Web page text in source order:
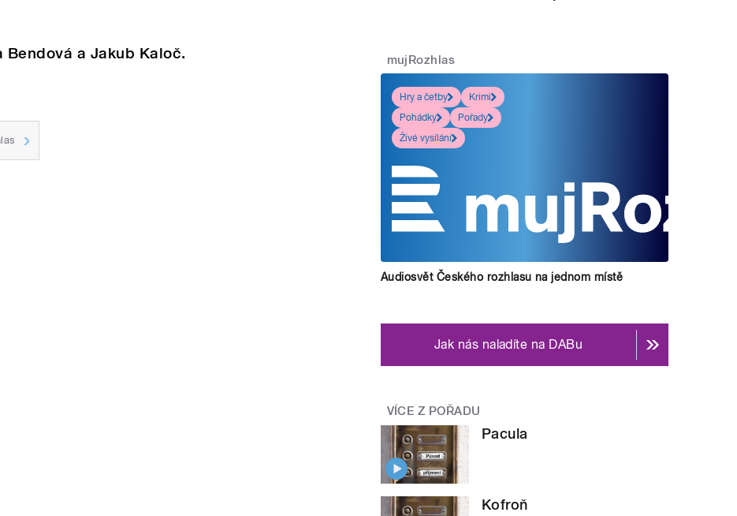
a Jakub Kaloč. mujRozhlas
Hry a četby
Krimi
Pohádky
Pořady
Živé vysílání
Audiosvět Českého rozhlasu na jednom místě
Jak nás naladíte na DABu
VÍCE Z POŘADU
Pacula
Kofroň